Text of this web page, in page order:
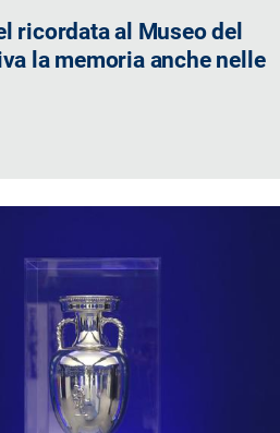
ricordata al Museo del
la memoria anche nelle